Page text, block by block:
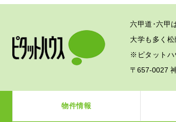
六甲道･六甲
大学も多く
※ピタットハ
〒657-0027
物件情報